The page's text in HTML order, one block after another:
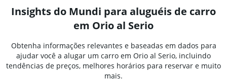
Insights do Mundi para aluguéis de carro
em Orio al Serio
Obtenha informações relevantes e baseadas em dados para
ajudar você a alugar um carro em Orio al Serio, incluindo
tendências de preços, melhores horários para reservar e muito
mais.